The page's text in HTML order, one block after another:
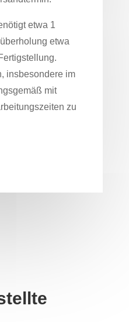
etwa 1
etwa
insbesondere im
mit
zu